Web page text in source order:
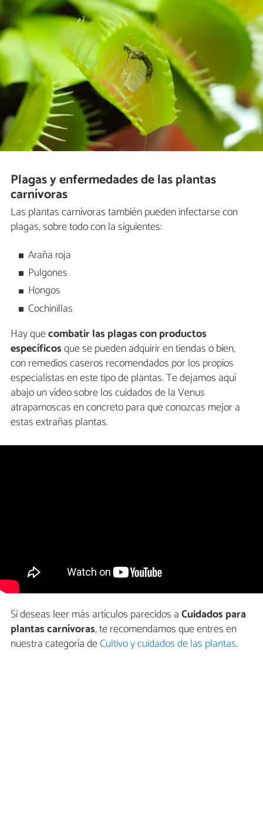
Plagas y enfermedades de las plantas
carnívoras
Las plantas carnívoras también pueden infectarse con
plagas, sobre todo con la siguientes:
Araña roja
Pulgones
Hongos
Cochinillas
Hay quecombatir las plagas con productos
específicosque se pueden adquirir en tiendas o bien,
con remedios caseros recomendados por los propios
especialistas en este tipo de plantas. Te dejamos aquí
abajo un vídeo sobre los cuidados de la Venus
atrapamoscas en concreto para que conozcas mejor a
estas extrañas plantas.
Si deseas leer más artículos parecidos aCuidados para
plantas carnívoras, te recomendamos que entres en
nuestra categoría deCultivo y cuidados de las plantas.